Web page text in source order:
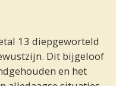
13 diepgeworteld
Dit bijgeloof
en het